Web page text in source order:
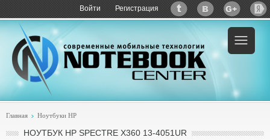
Войти Регистрация
Пример:купить HP Spectre x360 13-4051ur
Главная Ноутбуки HP
НОУТБУК HP SPECTRE X360 13-4051UR